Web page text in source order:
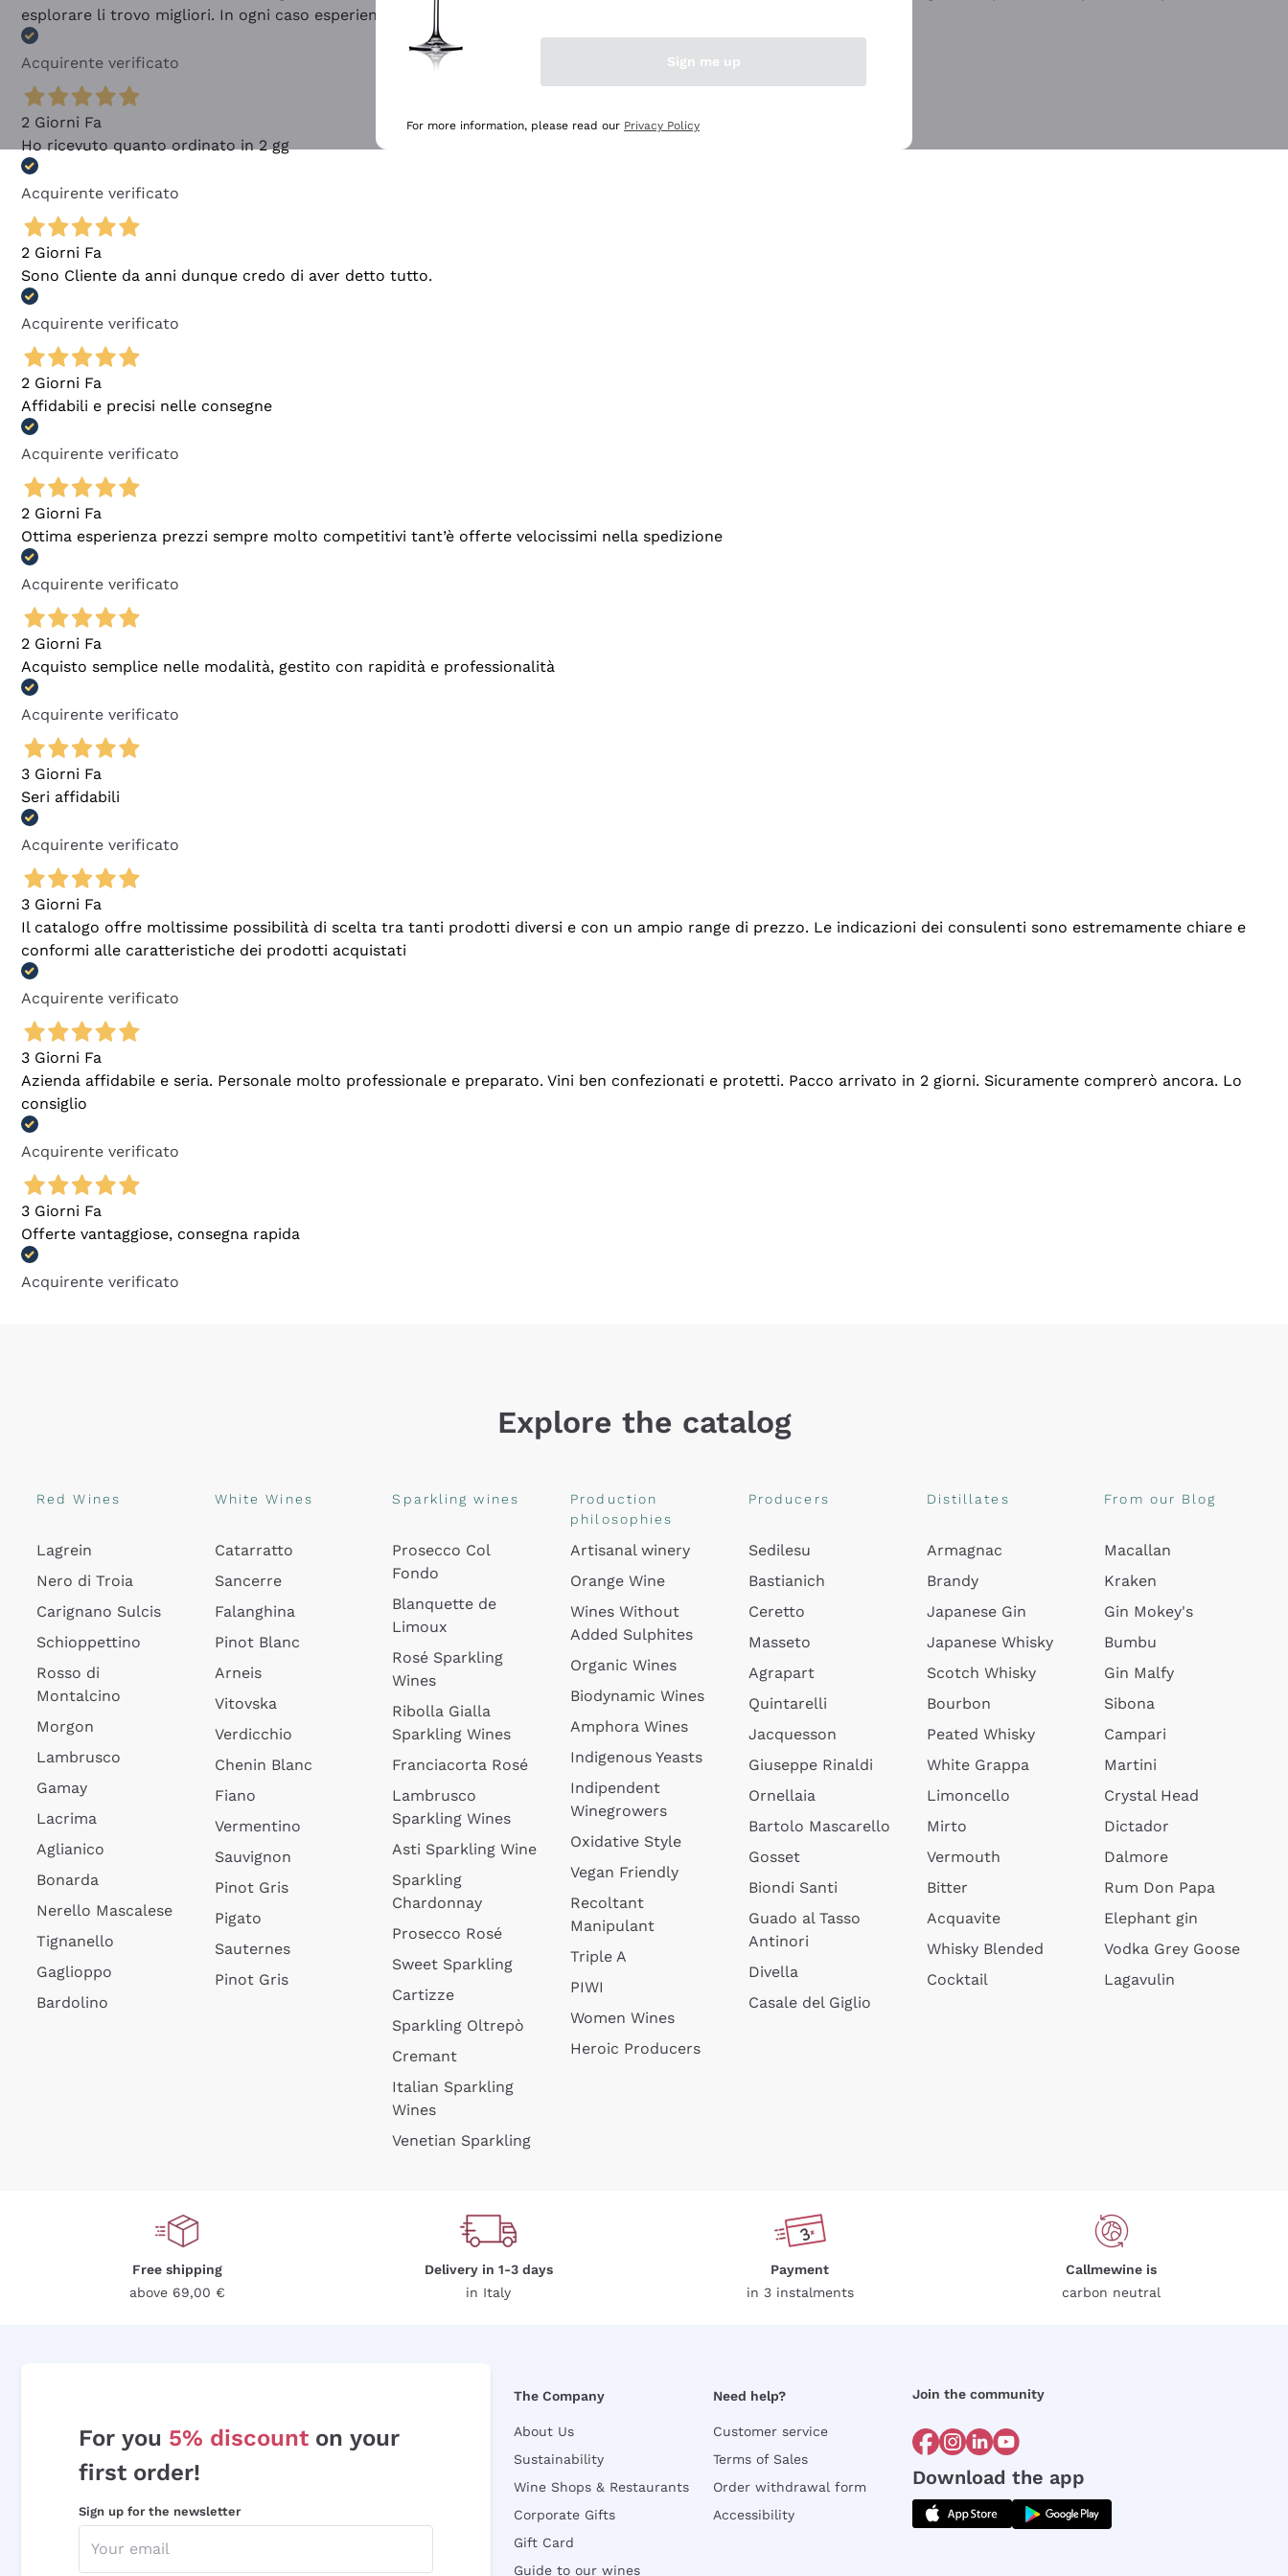
esplorare li trovo migliori. In ogni caso esperienza buona e lo consiglio! 👍
Acquirente verificato
2 Giorni Fa
Ho ricevuto quanto ordinato in 2 gg
Acquirente verificato
2 Giorni Fa
Sono Cliente da anni dunque credo di aver detto tutto.
Acquirente verificato
2 Giorni Fa
Affidabili e precisi nelle consegne
Acquirente verificato
2 Giorni Fa
Ottima esperienza prezzi sempre molto competitivi tant’è offerte velocissimi nella spedizione
Acquirente verificato
2 Giorni Fa
Acquisto semplice nelle modalità, gestito con rapidità e professionalità
Acquirente verificato
3 Giorni Fa
Seri affidabili
Acquirente verificato
3 Giorni Fa
Il catalogo offre moltissime possibilità di scelta tra tanti prodotti diversi e con un ampio range di prezzo. Le indicazioni dei consulenti sono estremamente chiare e
conformi alle caratteristiche dei prodotti acquistati
Acquirente verificato
3 Giorni Fa
Azienda affidabile e seria. Personale molto professionale e preparato. Vini ben confezionati e protetti. Pacco arrivato in 2 giorni. Sicuramente comprerò ancora. Lo
consiglio
Acquirente verificato
3 Giorni Fa
Offerte vantaggiose, consegna rapida
Acquirente verificato
Explore the catalog
Red Wines
Lagrein
Nero di Troia
Carignano Sulcis
Schioppettino
Rosso di
Montalcino
Morgon
Lambrusco
Gamay
Lacrima
Aglianico
Bonarda
Nerello Mascalese
Tignanello
Gaglioppo
Bardolino
White Wines
Catarratto
Sancerre
Falanghina
Pinot Blanc
Arneis
Vitovska
Verdicchio
Chenin Blanc
Fiano
Vermentino
Sauvignon
Pinot Gris
Pigato
Sauternes
Pinot Gris
Sparkling wines
Prosecco Col
Fondo
Blanquette de
Limoux
Rosé Sparkling
Wines
Ribolla Gialla
Sparkling Wines
Franciacorta Rosé
Lambrusco
Sparkling Wines
Asti Sparkling Wine
Sparkling
Chardonnay
Prosecco Rosé
Sweet Sparkling
Cartizze
Sparkling Oltrepò
Cremant
Italian Sparkling
Wines
Venetian Sparkling
Production
philosophies
Artisanal winery
Orange Wine
Wines Without
Added Sulphites
Organic Wines
Biodynamic Wines
Amphora Wines
Indigenous Yeasts
Indipendent
Winegrowers
Oxidative Style
Vegan Friendly
Recoltant
Manipulant
Triple A
PIWI
Women Wines
Heroic Producers
Producers
Sedilesu
Bastianich
Ceretto
Masseto
Agrapart
Quintarelli
Jacquesson
Giuseppe Rinaldi
Ornellaia
Bartolo Mascarello
Gosset
Biondi Santi
Guado al Tasso
Antinori
Divella
Casale del Giglio
Distillates
Armagnac
Brandy
Japanese Gin
Japanese Whisky
Scotch Whisky
Bourbon
Peated Whisky
White Grappa
Limoncello
Mirto
Vermouth
Bitter
Acquavite
Whisky Blended
Cocktail
From our Blog
Macallan
Kraken
Gin Mokey's
Bumbu
Gin Malfy
Sibona
Campari
Martini
Crystal Head
Dictador
Dalmore
Rum Don Papa
Elephant gin
Vodka Grey Goose
Lagavulin
Free shipping
above 69,00 €
Delivery in 1-3 days
in Italy
Payment
in 3 instalments
Callmewine is
carbon neutral
For you 5% discount on your
first order!
Sign up for the newsletter
The Company
About Us
Sustainability
Wine Shops & Restaurants
Corporate Gifts
Gift Card
Guide to our wines
Need help?
Customer service
Terms of Sales
Order withdrawal form
Accessibility
Join the community
Download the app
Sign me up
For more information, please read our Privacy Policy